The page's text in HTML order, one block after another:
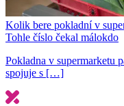
Kolik bere pokladní v
Tohle číslo čekal málokdo
Pokladna v supermarketu
spojuje s […]